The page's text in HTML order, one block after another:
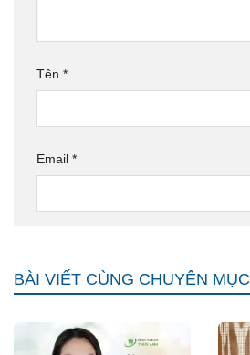
Tên *
Email *
BÀI VIẾT CÙNG CHUYÊN MỤC